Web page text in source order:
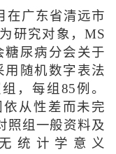
在广东省清远市
研究对象，MS
糖尿病分会关于
用随机数字表法
，每组85例。
从性差而未完
照组一般资料及
统计学意义